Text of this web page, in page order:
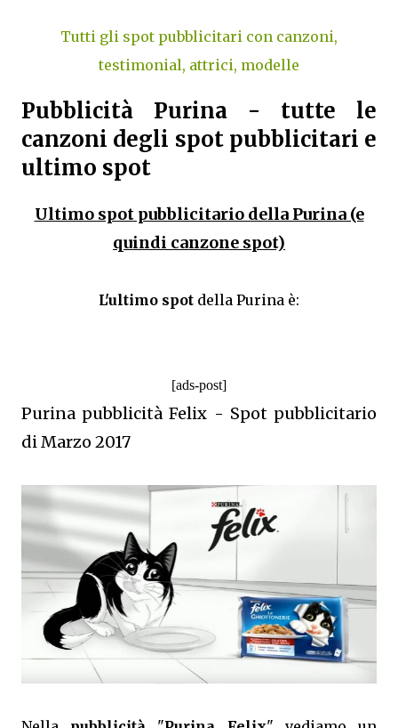
Tutti gli spot pubblicitari con canzoni,
testimonial, attrici, modelle
Pubblicità Purina - tutte le
canzoni degli spot pubblicitari e
ultimo spot
Ultimo spot pubblicitario della Purina (e
quindi canzone spot)
L'ultimo spot della Purina è:
[ads-post]
Purina pubblicità Felix - Spot pubblicitario
di Marzo 2017